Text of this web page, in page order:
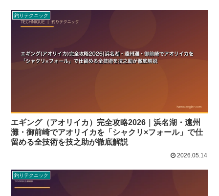
釣りテクニック
エギング（アオリイカ）完全攻略2026｜浜名湖・遠州
灘・御前崎でアオリイカを「シャクリ×フォール」で仕
留める全技術を技之助が徹底解説
2026.05.14
釣りテクニック